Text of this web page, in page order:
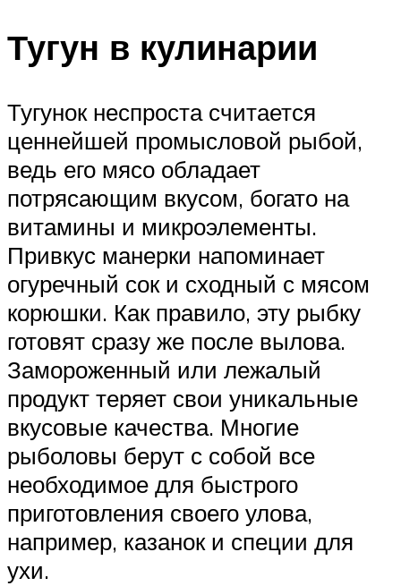
Тугун в кулинарии
Тугунок неспроста считается
ценнейшей промысловой рыбой,
ведь его мясо обладает
потрясающим вкусом, богато на
витамины и микроэлементы.
Привкус манерки напоминает
огуречный сок и сходный с мясом
корюшки. Как правило, эту рыбку
готовят сразу же после вылова.
Замороженный или лежалый
продукт теряет свои уникальные
вкусовые качества. Многие
рыболовы берут с собой все
необходимое для быстрого
приготовления своего улова,
например, казанок и специи для
ухи.